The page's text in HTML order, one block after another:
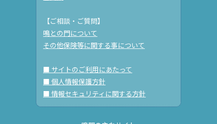
【ご相談・ご質問】
鳴との門について
その他保険等に関する事について
■ サイトのご利用にあたって
■ 個人情報保護方針
■ 情報セキュリティに関する方針